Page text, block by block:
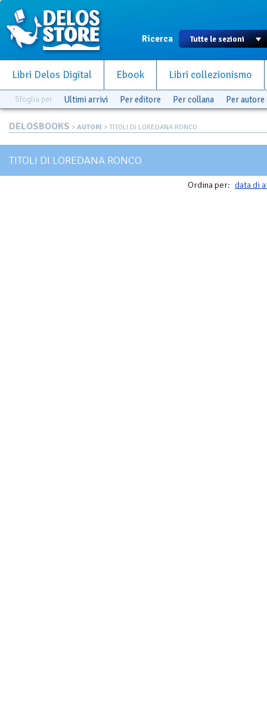
Ricerca
Libri Delos Digital Ebook Libri collezionismo
Sfoglia per Ultimi arrivi Per editore Per collana Per autore
DELOSBOOKS > AUTORI > TITOLI DI LOREDANA RONCO
TITOLI DI LOREDANA RONCO
Ordina per: data di